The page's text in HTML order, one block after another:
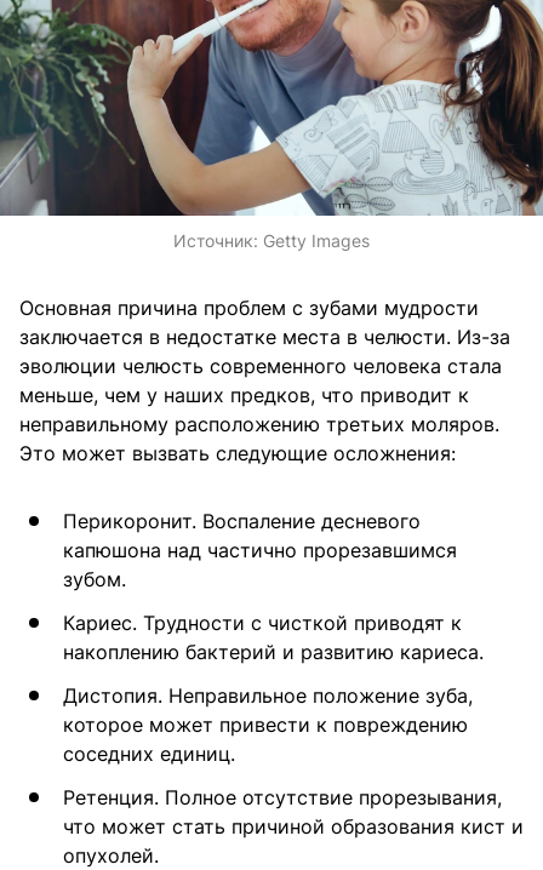
Источник: Getty Images
Основная причина проблем с зубами мудрости
заключается в недостатке места в челюсти. Из-за
эволюции челюсть современного человека стала
меньше, чем у наших предков, что приводит к
неправильному расположению третьих моляров.
Это может вызвать следующие осложнения:
Перикоронит. Воспаление десневого
капюшона над частично прорезавшимся
зубом.
Кариес. Трудности с чисткой приводят к
накоплению бактерий и развитию кариеса.
Дистопия. Неправильное положение зуба,
которое может привести к повреждению
соседних единиц.
Ретенция. Полное отсутствие прорезывания,
что может стать причиной образования кист и
опухолей.